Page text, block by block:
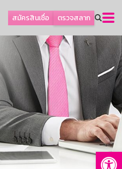
สมัครสินเชื่อ ตรวจสลาก